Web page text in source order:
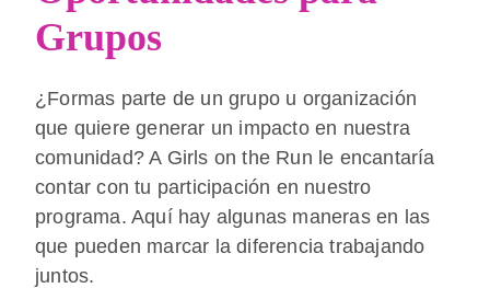
Grupos
¿Formas parte de un grupo u organización
que quiere generar un impacto en nuestra
comunidad? A Girls on the Run le encantaría
contar con tu participación en nuestro
programa. Aquí hay algunas maneras en las
que pueden marcar la diferencia trabajando
juntos.